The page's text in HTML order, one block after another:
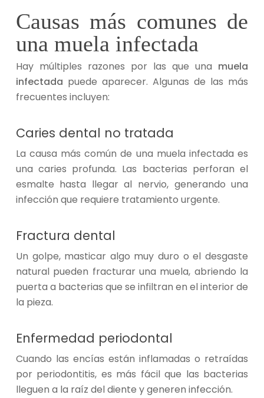
Causas más comunes de
una muela infectada
Hay múltiples razones por las que una muela
infectada puede aparecer. Algunas de las más
frecuentes incluyen:
Caries dental no tratada
La causa más común de una muela infectada es
una caries profunda. Las bacterias perforan el
esmalte hasta llegar al nervio, generando una
infección que requiere tratamiento urgente.
Fractura dental
Un golpe, masticar algo muy duro o el desgaste
natural pueden fracturar una muela, abriendo la
puerta a bacterias que se infiltran en el interior de
la pieza.
Enfermedad periodontal
Cuando las encías están inflamadas o retraídas
por periodontitis, es más fácil que las bacterias
lleguen a la raíz del diente y generen infección.